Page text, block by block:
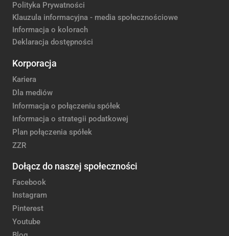
Polityka Prywatności
Klauzula informacyjna - media społecznościowe
Informacja o kolorach
Deklaracja dostępności
Korporacja
Kariera
Dla mediów
Informacja o połączeniu spółek
Informacja o strategii podatkowej
Plan połączenia spółek
ZZR
Dołącz do naszej społeczności
Facebook
Instagram
Pinterest
Youtube